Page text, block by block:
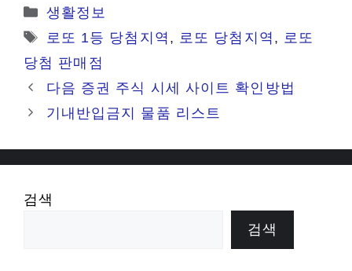
카
테
리
생활정보
태
그
로또 1등 당첨지역 , 로또 당첨지역 , 로또
당첨 판매점
다음 증권 주식 시세 사이트 확인방법
기내반입금지 물품 리스트
검색
검색